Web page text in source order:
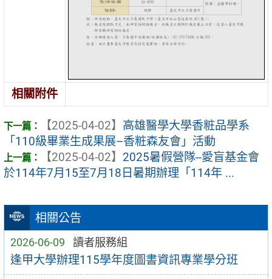
相關公告
2026-06-09 讀者服務組
逢甲大學辦理115學年度圖書資訊專業學分班
相關附件
【2025-04-02】 高雄醫學大學香粧品學系
「110級畢業生成果展–香粧森友會」活動
【2025-04-02】 2025暑假營隊--愛盲基金會
於114年7月15至7月18日暑期辦理「114年 ...